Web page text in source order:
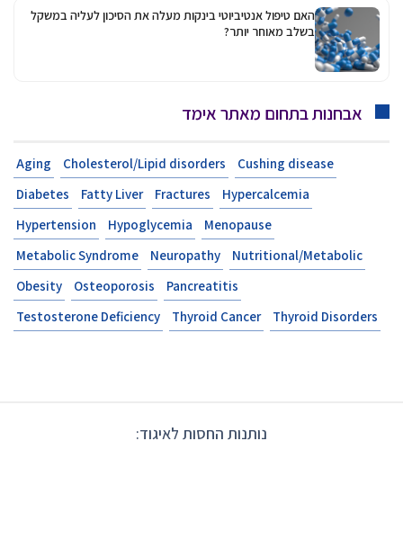
האם טיפול אנטיביוטי בינקות מעלה את הסיכון לעליה במשקל
בשלב מאוחר יותר?
אבחנות בתחום מאתר אימד
Aging Cholesterol/Lipid disorders
Cushing disease
Diabetes
Fatty Liver Fractures
Hypercalcemia
Hypertension
Hypoglycemia
Menopause
Metabolic Syndrome
Neuropathy
Nutritional/Metabolic
Obesity
Osteoporosis
Pancreatitis
Testosterone Deficiency
Thyroid Cancer Thyroid Disorders
נותנות החסות לאיגוד: